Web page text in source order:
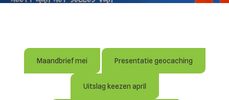
Maandbrief mei Presentatie geocaching
Uitslag keezen april